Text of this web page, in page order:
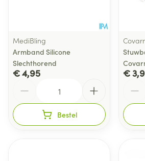
MediBling
Armband Silicone
Slechthorend
€ 4,95
Bestel
€